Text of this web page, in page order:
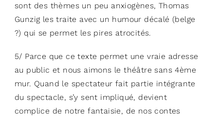
sont des thèmes un peu anxiogènes, Thomas
Gunzig les traite avec un humour décalé (belge
?) qui se permet les pires atrocités.
5/ Parce que ce texte permet une vraie adresse
au public et nous aimons le théâtre sans 4ème
mur. Quand le spectateur fait partie intégrante
du spectacle, s’y sent impliqué, devient
complice de notre fantaisie, de nos contes